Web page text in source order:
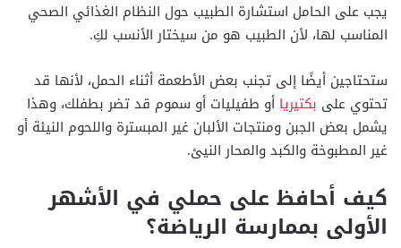
يجب على الحامل استشارة الطبيب حول النظام الغذائي الصحي
المناسب لها، لأن الطبيب هو من سيختار الأنسب لكِ.
ستحتاجين أيضًا إلى تجنب بعض الأطعمة أثناء الحمل، لأنها قد
تحتوي على بكتيريا أو طفيليات أو سموم قد تضر بطفلك، وهذا
يشمل بعض الجبن ومنتجات الألبان غير المبسترة واللحوم النيئة أو
غير المطبوخة والكبد والمحار النيئ.
كيف أحافظ على حملي في الأشهر
الأولى بممارسة الرياضة؟